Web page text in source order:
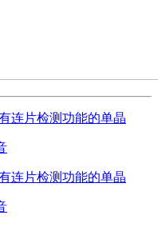
连片检测功能的单晶
连片检测功能的单晶